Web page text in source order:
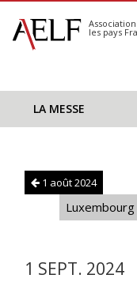
S'abonner
Calendrier
les pays
LA MESSE
1 août 2024
Luxembourg
1 SEPT. 2024